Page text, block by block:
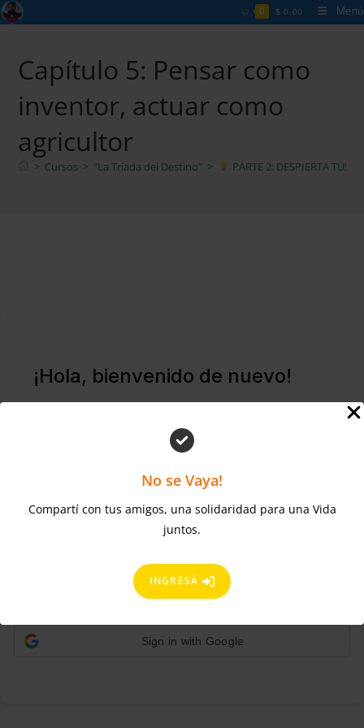
No se Vaya!
Compartí con tus amigos, una solidaridad para una Vida
juntos.
INGRESÁ
Ir
al
0 $ 0,00 Menú
Capítulo 5: Pensar como
inventor, actuar como
agricultor
> Cursos > “La Tríada del Destino” > PARTE 2: DESPIERTA TUS
¡Hola, bienvenido de nuevo!
Mantenerme conectado ¿Olvidaste la contraseña?
¿No tienes una cuenta?Regístrate ahora
Sign in with Google